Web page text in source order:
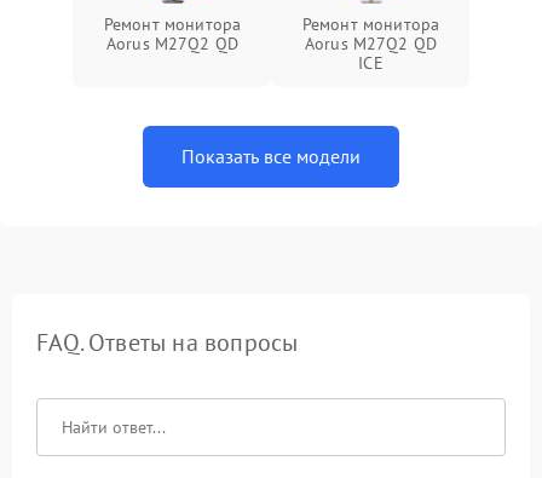
Ремонт монитора
Aorus M27Q2 QD
Ремонт монитора
Aorus M27Q2 QD
ICE
Показать все модели
FAQ. Ответы на вопросы